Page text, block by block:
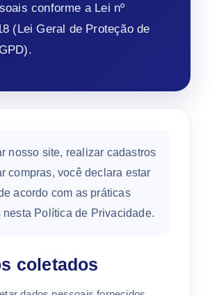
conforme a Lei nº
(Lei Geral de Proteção de
nosso site, realizar cadastros
compras, você declara estar
acordo com as práticas
nesta Política de Privacidade.
coletados